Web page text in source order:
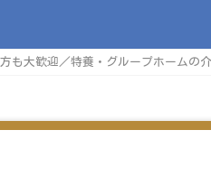
も大歓迎／特養・グループホームの